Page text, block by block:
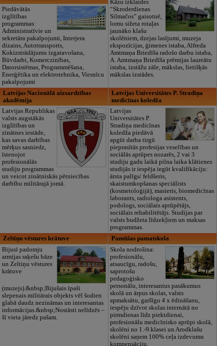
Piedāvātās
izglītības
programmas:
Administratīvie un
sekretāra pakalpojumi, Interjera
dizains, Autotransports,
Kokizstrādājumu izgatavošana,
Būvdarbi, Komerczinības,
Datorsistēmas, Programmēšana,
Enerģētika un elektrotehnika, Viesnīcu
pakalpojumi
Kāzu izklaides
“Skroderdienas
Silmačos” gaisotnē,
lomu sižeta rotaļas
jaunāko klašu
skolēniem, dzejas lasījumi, muzeja
ekspozīcijas, ģimenes istaba, Alfreda
Amtmaņa Briedīša radošo darbu istaba,
A. Amtmaņa Briedīša prēmijas laureātu
istaba, izstāžu zāle, mākslas, lietišķās
mākslas izstādes.
Latvijas Nacionālā aizsardzības
akadēmija
Latvijas Republikas
valsts augstākās
izglītības un
zinātnes iestāde,
kas savas darbības
mērķus sasniedz,
īstenojot
profesionālās
studiju programmas
un veicot zinātniskās pētniecības
darbību militārajā jomā.
Latvijas Universitātes P. Stradiņa
medicīnas koledža
Latvijas
Universitātes P.
Stradiņa medicīnas
koledža piedāvā
apgūt darba tirgū
pieprasītās profesijas veselības un
sociālās aprūpes nozarēs, 2 vai 3
studiju gadu laikā pilna laika klātienes
studijās ir iespēja iegūt kvalifikāciju:
ārsta palīgs/ feldšeris,
skaistumkopšanas speciālists
(kosmetoloģijā), masieris, biomedicīnas
laborants, radiologa asistents,
podologs, sociālais aprūpētājs,
sociālais rehabilitētājs. Studijas par
valsts budžeta līdzekļiem un maksas
programmas.
Zeltiņu vēstures krātuve
Bijusī padomju
armijas raķešu bāze
un Zeltiņu vēstures
krātuve
(muzejs).&nbsp;Bijušais īpaši
slepenais militārais objekts vēl šodien
glabā daudz nezināmas un interesantas
informācijas.&nbsp;Nostāsti nelīdzēs –
šī vieta jāredz pašam.
Pamūšas pamatskola
Skola nodrošina:
profesionālu,
atsaucīgu, radošu,
saprotošu
pedagoģisko
personālu, interesantus pasākumus
skolā un ārpus skolas, valsts
apmaksātu, garšīgu 4 x ēdināšanu,
iespēju dzīvot skolas internātā no
pirmdienas līdz piektdienai,
profesionālu medicīnisko aprūpi skolā,
skolēni no 1.-9.klasei un Arodklašu
skolēni saņem 100% ceļa izdevumu
kompensāciju.